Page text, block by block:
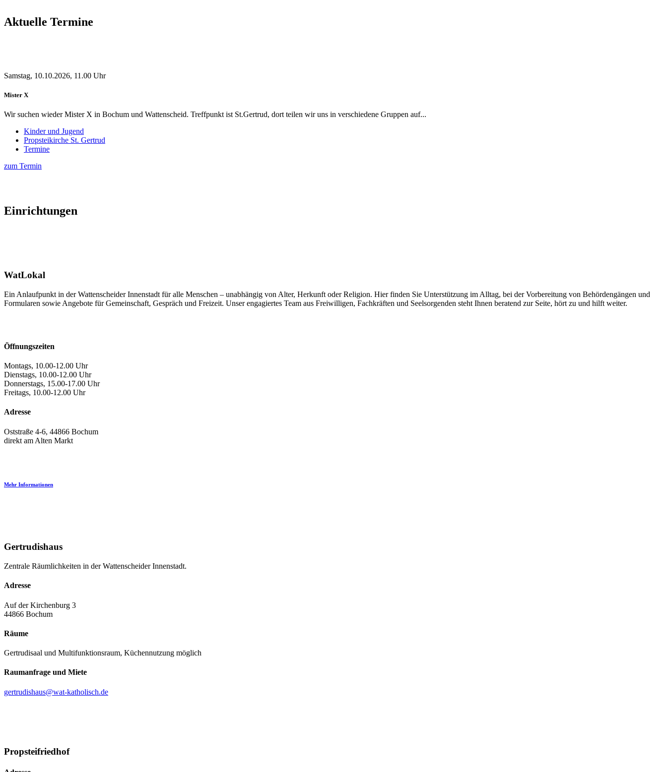
Aktuelle Termine
Samstag, 10.10.2026, 11.00 Uhr
Mister X
Wir suchen wieder Mister X in Bochum und Wattenscheid. Treffpunkt ist St.Gertrud, dort teilen wir uns in verschiedene Gruppen auf...
Kinder und Jugend
Propsteikirche St. Gertrud
Termine
zum Termin
Einrichtungen
WatLokal
Ein Anlaufpunkt in der Wattenscheider Innenstadt für alle Menschen – unabhängig von Alter, Herkunft oder Religion. Hier finden Sie Unterstützung im Alltag, bei der Vorbereitung von Behördengängen und
Formularen sowie Angebote für Gemeinschaft, Gespräch und Freizeit. Unser engagiertes Team aus Freiwilligen, Fachkräften und Seelsorgenden steht Ihnen beratend zur Seite, hört zu und hilft weiter.
Öffnungszeiten
Montags, 10.00-12.00 Uhr
Dienstags, 10.00-12.00 Uhr
Donnerstags, 15.00-17.00 Uhr
Freitags, 10.00-12.00 Uhr
Adresse
Oststraße 4-6, 44866 Bochum
direkt am Alten Markt
Mehr Informationen
Gertrudishaus
Zentrale Räumlichkeiten in der Wattenscheider Innenstadt.
Adresse
Auf der Kirchenburg 3
44866 Bochum
Räume
Gertrudisaal und Multifunktionsraum, Küchennutzung möglich
Raumanfrage und Miete
gertrudishaus@wat-katholisch.de
Propsteifriedhof